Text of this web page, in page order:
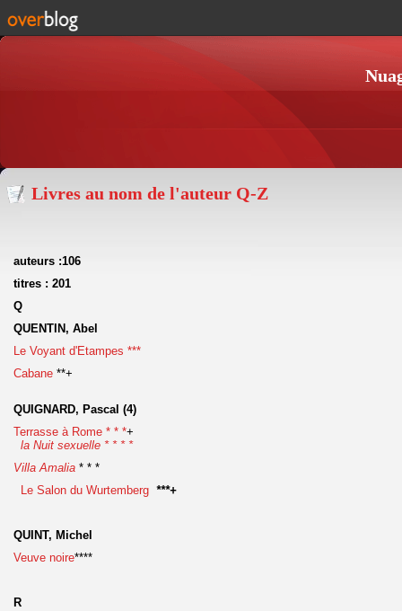
Livres au nom de l'auteur Q-Z
auteurs :106
titres : 201
Q
QUENTIN, Abel
Le Voyant d'Etampes ***
Cabane **+
QUIGNARD, Pascal (4)
Terrasse à Rome * * *+
la Nuit sexuelle * * * *
Villa Amalia * * *
Le Salon du Wurtemberg ***+
QUINT, Michel
Veuve noire****
R